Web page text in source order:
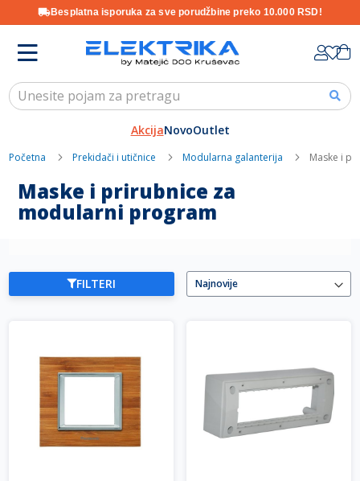
Besplatna isporuka za sve porudžbine preko 10.000 RSD!
Content
AkcijaNovoOutlet
Početna Prekidači i utičnice Modularna galanterija Maske i
Maske i prirubnice za
modularni program
FILTERI